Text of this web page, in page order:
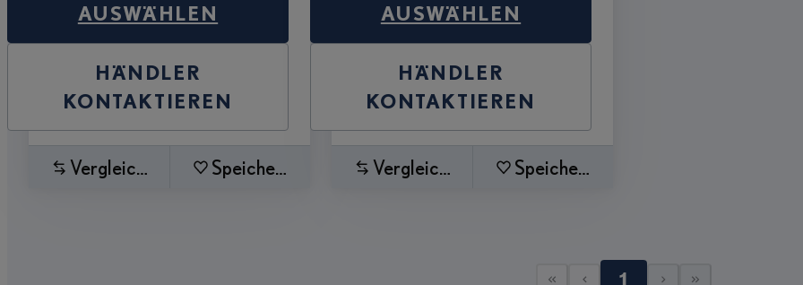
AUSWÄHLEN
HÄNDLER
KONTAKTIEREN
Vergleichen Speichern
AUSWÄHLEN
HÄNDLER
KONTAKTIEREN
Vergleichen Speichern
1